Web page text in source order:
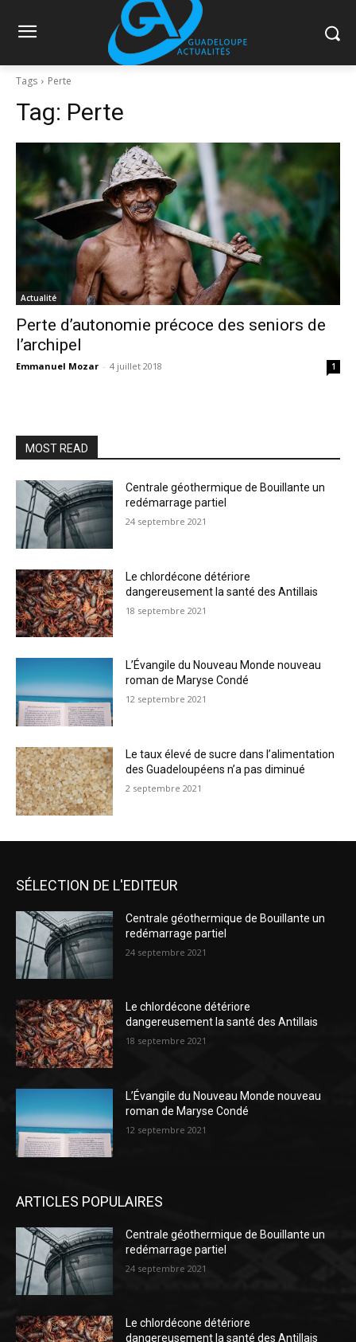
Tags Perte
Tag: Perte
Actualité
Perte d’autonomie précoce des seniors de
l’archipel
Emmanuel Mozar - 4 juillet 2018 1
MOST READ
Centrale géothermique de Bouillante un
redémarrage partiel
24 septembre 2021
Le chlordécone détériore
dangereusement la santé des Antillais
18 septembre 2021
L’Évangile du Nouveau Monde nouveau
roman de Maryse Condé
12 septembre 2021
Le taux élevé de sucre dans l’alimentation
des Guadeloupéens n’a pas diminué
2 septembre 2021
SÉLECTION DE L'EDITEUR
Centrale géothermique de Bouillante un
redémarrage partiel
24 septembre 2021
Le chlordécone détériore
dangereusement la santé des Antillais
18 septembre 2021
L’Évangile du Nouveau Monde nouveau
roman de Maryse Condé
12 septembre 2021
ARTICLES POPULAIRES
Centrale géothermique de Bouillante un
redémarrage partiel
24 septembre 2021
Le chlordécone détériore
dangereusement la santé des Antillais